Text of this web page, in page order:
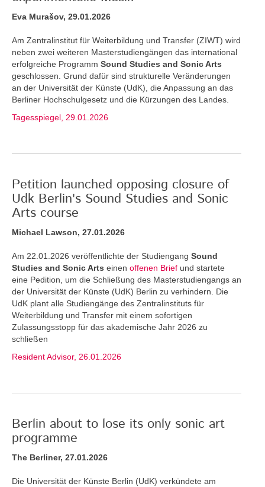
Eva Murašov, 29.01.2026
Am Zentralinstitut für Weiterbildung und Transfer (ZIWT) wird
neben zwei weiteren Masterstudiengängen das international
erfolgreiche Programm Sound Studies and Sonic Arts
geschlossen. Grund dafür sind strukturelle Veränderungen
an der Universität der Künste (UdK), die Anpassung an das
Berliner Hochschulgesetz und die Kürzungen des Landes.
Tagesspiegel, 29.01.2026
Petition launched opposing closure of
Udk Berlin's Sound Studies and Sonic
Arts course
Michael Lawson, 27.01.2026
Am 22.01.2026 veröffentlichte der Studiengang Sound
Studies and Sonic Arts einen offenen Brief und startete
eine Pedition, um die Schließung des Masterstudiengangs an
der Universität der Künste (UdK) Berlin zu verhindern. Die
UdK plant alle Studiengänge des Zentralinstituts für
Weiterbildung und Transfer mit einem sofortigen
Zulassungsstopp für das akademische Jahr 2026 zu
schließen
Resident Advisor, 26.01.2026
Berlin about to lose its only sonic art
programme
The Berliner, 27.01.2026
Die Universität der Künste Berlin (UdK) verkündete am